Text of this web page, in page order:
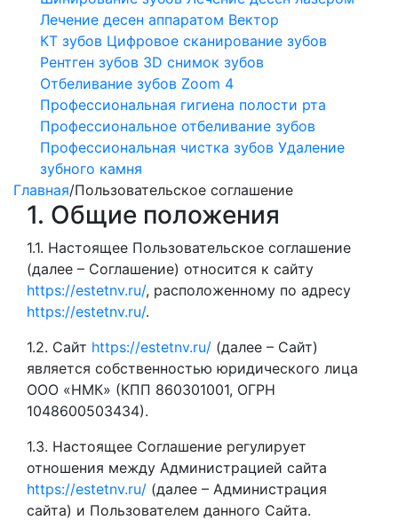
Лечение десен аппаратом Вектор
КТ зубов Цифровое сканирование зубов
Рентген зубов 3D снимок зубов
Отбеливание зубов Zoom 4
Профессиональная гигиена полости рта
Профессиональное отбеливание зубов
Профессиональная чистка зубов Удаление
зубного камня
Главная/Пользовательское соглашение
1. Общие положения
1.1. Настоящее Пользовательское соглашение
(далее – Соглашение) относится к сайту
https://estetnv.ru/, расположенному по адресу
https://estetnv.ru/.
1.2. Сайт https://estetnv.ru/ (далее – Сайт)
является собственностью юридического лица
ООО «НМК» (КПП 860301001, ОГРН
1048600503434).
1.3. Настоящее Соглашение регулирует
отношения между Администрацией сайта
https://estetnv.ru/ (далее – Администрация
сайта) и Пользователем данного Сайта.